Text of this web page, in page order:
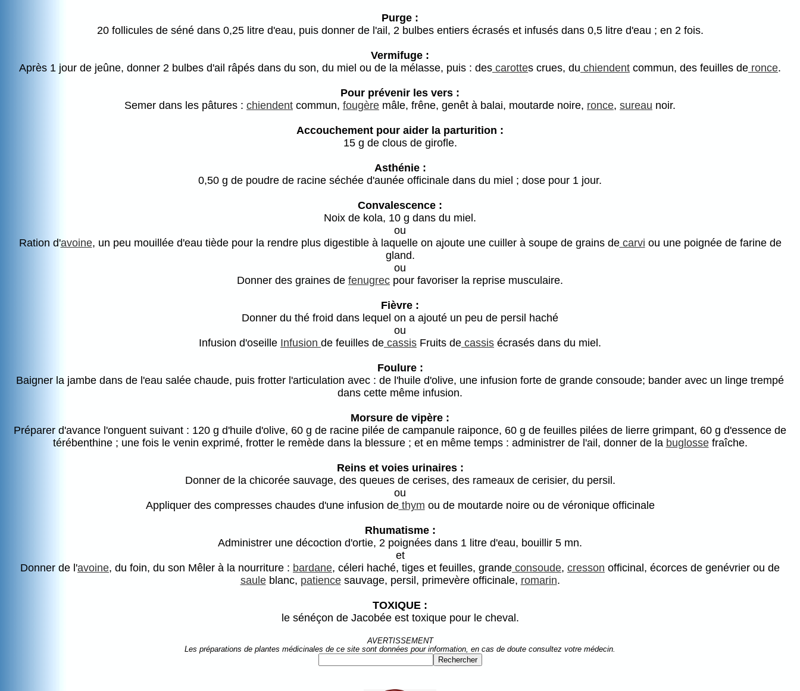
Purge :
20 follicules de séné dans 0,25 litre d'eau, puis donner de l'ail, 2 bulbes entiers écrasés et infusés dans 0,5 litre d'eau ; en 2 fois.
Vermifuge :
Après 1 jour de jeûne, donner 2 bulbes d'ail râpés dans du son, du miel ou de la mélasse, puis : des carottes crues, du chiendent commun, des feuilles de ronce.
Pour prévenir les vers :
Semer dans les pâtures : chiendent commun, fougère mâle, frêne, genêt à balai, moutarde noire, ronce, sureau noir.
Accouchement pour aider la parturition :
15 g de clous de girofle.
Asthénie :
0,50 g de poudre de racine séchée d'aunée officinale dans du miel ; dose pour 1 jour.
Convalescence :
Noix de kola, 10 g dans du miel.
ou
Ration d'avoine, un peu mouillée d'eau tiède pour la rendre plus digestible à laquelle on ajoute une cuiller à soupe de grains decarvi ou une poignée de farine de
gland.
ou
Donner des graines de fenugrec pour favoriser la reprise musculaire.
Fièvre :
Donner du thé froid dans lequel on a ajouté un peu de persil haché
ou
Infusion d'oseille Infusion de feuilles de cassis Fruits de cassis écrasés dans du miel.
Foulure :
Baigner la jambe dans de l'eau salée chaude, puis frotter l'articulation avec : de l'huile d'olive, une infusion forte de grande consoude; bander avec un linge trempé
dans cette même infusion.
Morsure de vipère :
Préparer d'avance l'onguent suivant : 120 g d'huile d'olive, 60 g de racine pilée de campanule raiponce, 60 g de feuilles pilées de lierre grimpant, 60 g d'essence de
térébenthine ; une fois le venin exprimé, frotter le remède dans la blessure ; et en même temps : administrer de l'ail, donner de la buglossefraîche.
Reins et voies urinaires :
Donner de la chicorée sauvage, des queues de cerises, des rameaux de cerisier, du persil.
ou
Appliquer des compresses chaudes d'une infusion dethym ou de moutarde noire ou de véronique officinale
Rhumatisme :
Administrer une décoction d'ortie, 2 poignées dans 1 litre d'eau, bouillir 5 mn.
et
Donner de l'avoine, du foin, du son Mêler à la nourriture : bardane, céleri haché, tiges et feuilles, grande consoude, cresson officinal, écorces de genévrier ou de
sauleblanc, patiencesauvage, persil, primevère officinale, romarin.
TOXIQUE :
le sénéçon de Jacobée est toxique pour le cheval.
AVERTISSEMENT
Les préparations de plantes médicinales de ce site sont données pour information, en cas de doute consultez votre médecin.